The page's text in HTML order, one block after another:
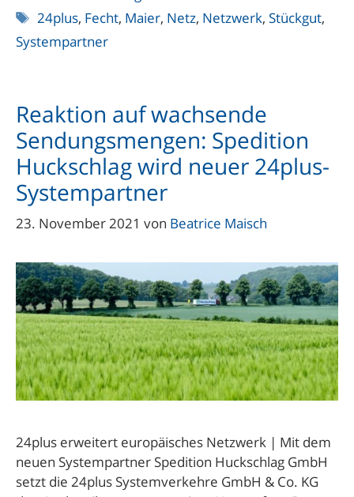
Schlagwörter
24plus, Fecht, Maier, Netz, Netzwerk, Stückgut,
Systempartner
Reaktion auf wachsende
Sendungsmengen: Spedition
Huckschlag wird neuer 24plus-
Systempartner
23. November 2021 von Beatrice Maisch
24plus erweitert europäisches Netzwerk | Mit dem
neuen Systempartner Spedition Huckschlag GmbH
setzt die 24plus Systemverkehre GmbH & Co. KG